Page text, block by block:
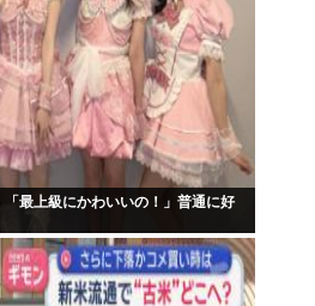
最上級にかわいいの！」普通に好